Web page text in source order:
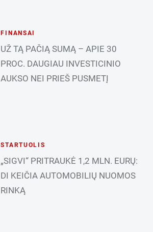
FINANSAI
UŽ TĄ PAČIĄ SUMĄ – APIE 30
PROC. DAUGIAU INVESTICINIO
AUKSO NEI PRIEŠ PUSMETĮ
STARTUOLIS
„SIGVI“ PRITRAUKĖ 1,2 MLN. EURŲ:
DI KEIČIA AUTOMOBILIŲ NUOMOS
RINKĄ